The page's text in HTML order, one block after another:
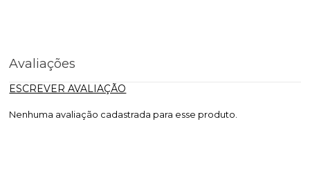
Avaliações
ESCREVER AVALIAÇÃO
Nenhuma avaliação cadastrada para esse produto.